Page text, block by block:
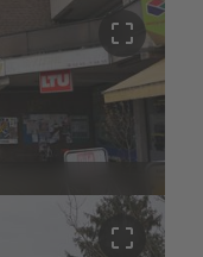
crop_free
crop_free